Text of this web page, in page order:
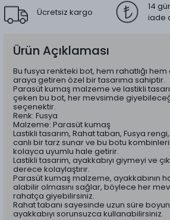
Ücretsiz kargo
14
iade
Ürün Açıklaması
Bu fusya renkteki bot, hem rahatlığı hem
araya getiren özel bir tasarıma sahiptir.
Parasüt kumaş malzeme ve lastikli
çeken bu bot, her mevsimde
seçenektir.
Renk: Fusya
Malzeme: Parasüt kumaş
Lastikli tasarım, Rahat taban, Fusya
canlı bir tarz sunar ve bu botu
kolayca uyumlu hale getirir.
Lastikli tasarım, ayakkabıyı giymeyi ve
derece kolaylaştırır.
Parasüt kumaş malzeme, ayakkabının
alabilir olmasını sağlar, böylece her
rahatça giyebilirsiniz.
Rahat tabanı sayesinde uzun süre
ayakkabıyı sorunsuzca kullanabilirsiniz.